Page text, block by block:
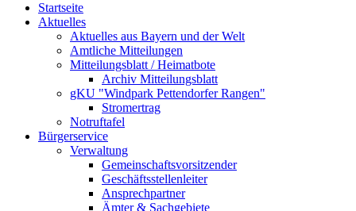
Startseite
Aktuelles
Aktuelles aus Bayern und der Welt
Amtliche Mitteilungen
Mitteilungsblatt / Heimatbote
Archiv Mitteilungsblatt
gKU "Windpark Pettendorfer Rangen"
Stromertrag
Notruftafel
Bürgerservice
Verwaltung
Gemeinschaftsvorsitzender
Geschäftsstellenleiter
Ansprechpartner
Ämter & Sachgebiete